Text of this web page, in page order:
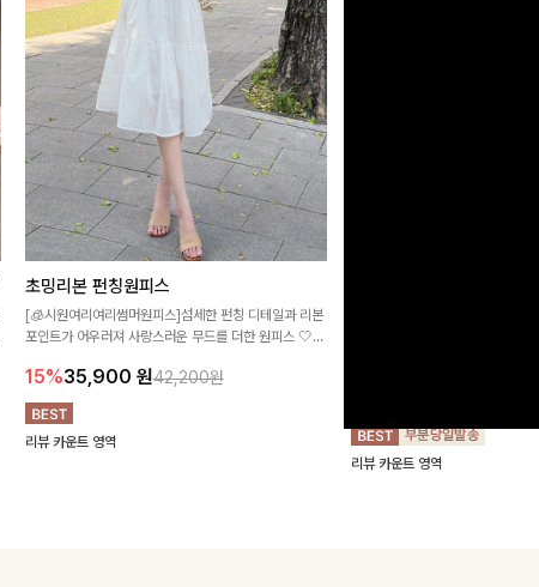
초밍리본 펀칭원피스
[🧊시원여리여리썸머원피스]섬세한 펀칭 디테일과 리본
포인트가 어우러져 사랑스러운 무드를 더한 원피스 🤍
출돼요 ✨
15%35,900 원42,200원
리뷰 카운트 영역
리뷰 카운트 영역